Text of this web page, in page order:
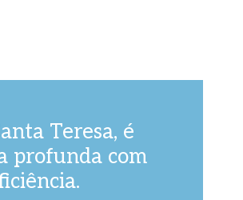
Teresa, é
profunda com